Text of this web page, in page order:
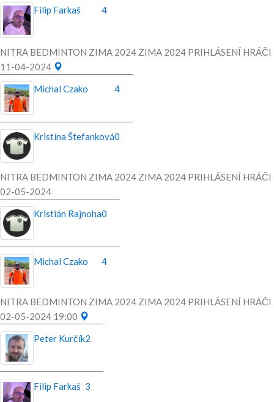
Filip Farkaš 4
NITRA BEDMINTON ZIMA 2024 ZIMA 2024 PRIHLÁSENÍ HRÁČI
11-04-2024
Michal Czako
4
Kristína Štefanková0
NITRA BEDMINTON ZIMA 2024 ZIMA 2024 PRIHLÁSENÍ HRÁČI
02-05-2024
Kristián Rajnoha0
Michal Czako 4
NITRA BEDMINTON ZIMA 2024 ZIMA 2024 PRIHLÁSENÍ HRÁČI
02-05-2024 19:00
Peter Kurčík2
Filip Farkaš 3